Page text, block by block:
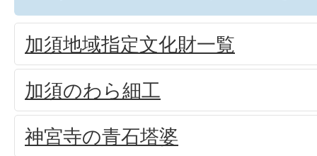
加須地域指定文化財一覧
加須のわら細工
神宮寺の青石塔婆